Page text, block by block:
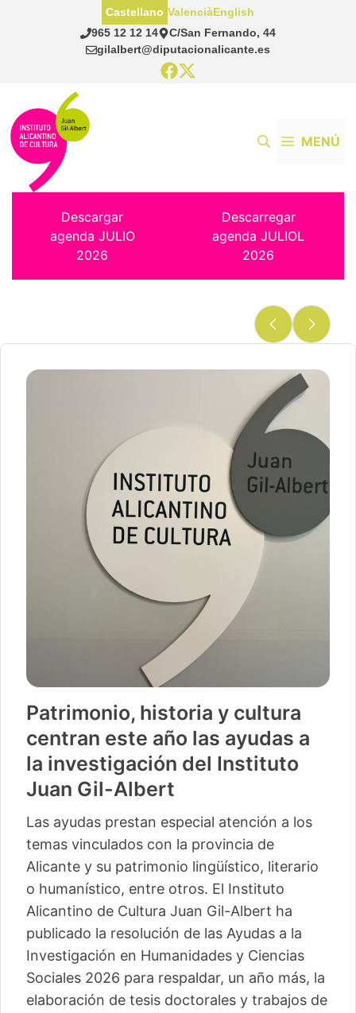
965 12 12 14
C/San Fernando, 44
gilalbert@diputacionalicante.es
Castellano ValenciàEnglish
MENÚ
Descargar
agenda JULIO
2026
Descarregar
agenda JULIOL
2026
Patrimonio, historia y cultura
centran este año las ayudas a
la investigación del Instituto
Juan Gil-Albert
Las ayudas prestan especial atención a los
temas vinculados con la provincia de
Alicante y su patrimonio lingüístico, literario
o humanístico, entre otros. El Instituto
Alicantino de Cultura Juan Gil-Albert ha
publicado la resolución de las Ayudas a la
Investigación en Humanidades y Ciencias
Sociales 2026 para respaldar, un año más, la
elaboración de tesis doctorales y trabajos de